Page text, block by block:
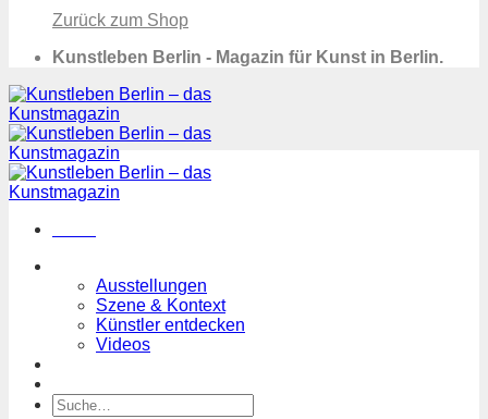
Zurück zum Shop
Kunstleben Berlin - Magazin für Kunst in Berlin.
Ausstellungen
Szene & Kontext
Künstler entdecken
Videos
Suchen